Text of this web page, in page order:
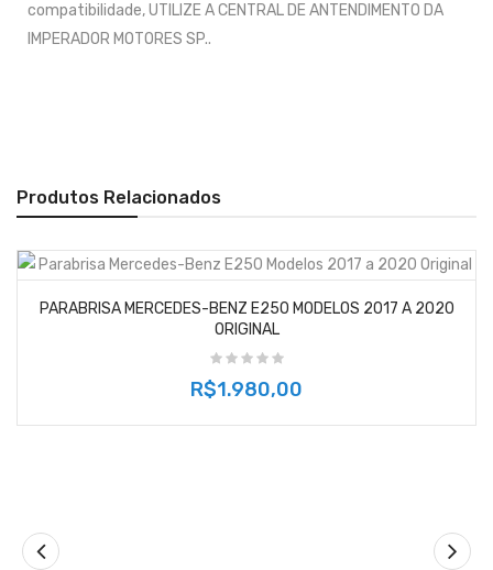
compatibilidade, UTILIZE A CENTRAL DE ANTENDIMENTO DA
IMPERADOR MOTORES SP..
Produtos Relacionados
PARABRISA MERCEDES-BENZ E250 MODELOS 2017 A 2020
ORIGINAL
R$1.980,00